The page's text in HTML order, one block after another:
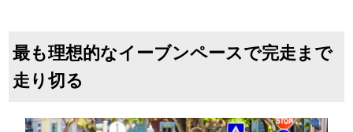
最も理想的なイーブンペースで完走まで
走り切る